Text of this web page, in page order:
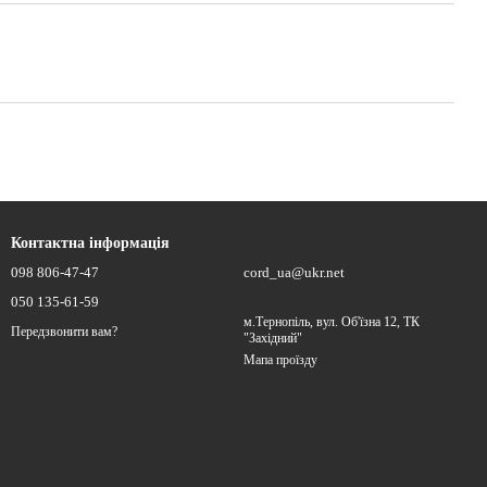
Контактна інформація
098 806-47-47
050 135-61-59
Передзвонити вам?
cord_ua@ukr.net
м.Тернопіль, вул. Об'їзна 12, ТК
"Західний"
Мапа проїзду